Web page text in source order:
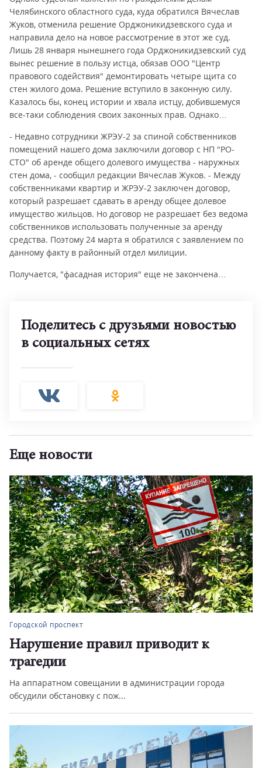
Челябинского областного суда, куда обратился Вячеслав
Жуков, отменила решение Орджоникидзевского суда и
направила дело на новое рассмотрение в этот же суд.
Лишь 28 января нынешнего года Орджоникидзевский суд
вынес решение в пользу истца, обязав ООО "Центр
правового содействия" демонтировать четыре щита со
стен жилого дома. Решение вступило в законную силу.
Казалось бы, конец истории и хвала истцу, добившемуся
все-таки соблюдения своих законных прав. Однако…
- Недавно сотрудники ЖРЭУ-2 за спиной собственников
помещений нашего дома заключили договор с НП "РО-
СТО" об аренде общего долевого имущества - наружных
стен дома, - сообщил редакции Вячеслав Жуков. - Между
собственниками квартир и ЖРЭУ-2 заключен договор,
который разрешает сдавать в аренду общее долевое
имущество жильцов. Но договор не разрешает без ведома
собственников использовать полученные за аренду
средства. Поэтому 24 марта я обратился с заявлением по
данному факту в районный отдел милиции.
Получается, "фасадная история" еще не закончена…
Поделитесь с друзьями новостью
в социальных сетях
Еще новости
Городской проспект
Нарушение правил приводит к
трагедии
На аппаратном совещании в администрации города
обсудили обстановку с пож...